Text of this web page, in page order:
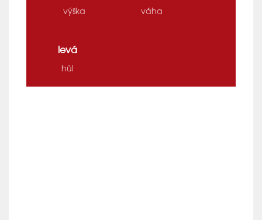
výška váha
levá
hůl